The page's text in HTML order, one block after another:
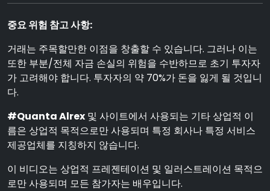
중요 위험 참고 사항:
거래는 주목할만한 이점을 창출할 수 있습니다. 그러나 이는
또한 부분/전체 자금 손실의 위험을 수반하므로 초기 투자자
가 고려해야 합니다. 투자자의 약 70%가 돈을 잃게 될 것입니
다.
#Quanta Alrex 및 사이트에서 사용되는 기타 상업적 이
름은 상업적 목적으로만 사용되며 특정 회사나 특정 서비스
제공업체를 지칭하지 않습니다.
이 비디오는 상업적 프레젠테이션 및 일러스트레이션 목적으
로만 사용되며 모든 참가자는 배우입니다.